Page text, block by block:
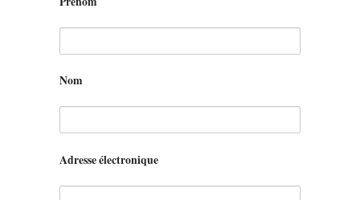
Nom
Adresse électronique